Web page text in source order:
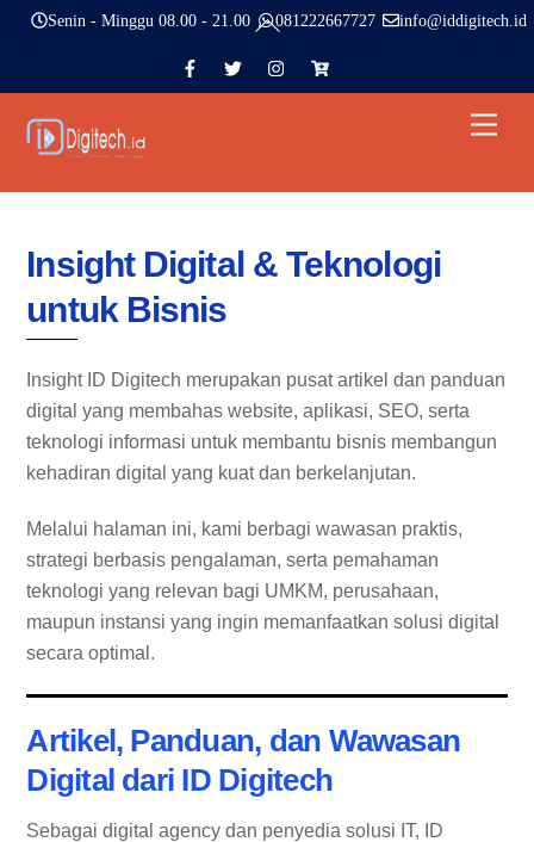
Skip
Senin - Minggu 08.00 - 21.00 081222667727 info@iddigitech.id
ID
ID
ID
Pesanan
Insight Digital & Teknologi
untuk Bisnis
Insight ID Digitech merupakan pusat artikel dan panduan
digital yang membahas website, aplikasi, SEO, serta
teknologi informasi untuk membantu bisnis membangun
kehadiran digital yang kuat dan berkelanjutan.
Melalui halaman ini, kami berbagi wawasan praktis,
strategi berbasis pengalaman, serta pemahaman
teknologi yang relevan bagi UMKM, perusahaan,
maupun instansi yang ingin memanfaatkan solusi digital
secara optimal.
Artikel, Panduan, dan Wawasan
Digital dari ID Digitech
Sebagai digital agency dan penyedia solusi IT, ID
Back
Top